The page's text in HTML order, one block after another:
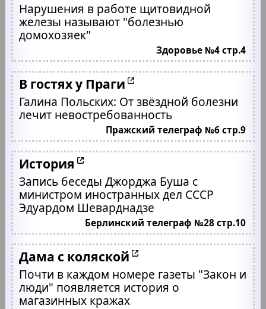
Нарушения в работе щитовидной
железы называют "болезнью
домохозяек"
Здоровье №4 стр.4
В гостях у Праги
Галина Польских: От звёздной болезни
лечит невостребованность
Пражский телеграф №6 стр.9
История
Запись беседы Джорджа Буша с
министром иностранных дел СССР
Эдуардом Шеварднадзе
Берлинский телеграф №28 стр.10
Дама с коляской
Почти в каждом номере газеты "Закон и
люди" появляется история о
магазинных кражах